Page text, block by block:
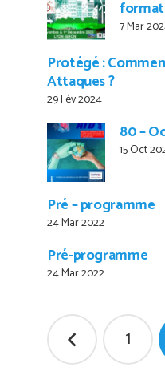
7 Mar
Protégé :
Attaques ?
29 Fév 2024
80 –
15 Oct
Pré – programme
24 Mar 2022
Pré-programme
24 Mar 2022
des
1